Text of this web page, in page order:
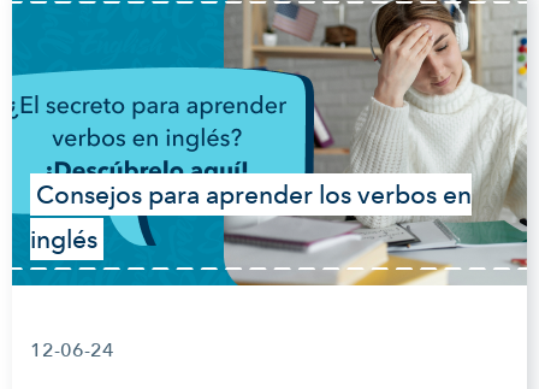
Consejos para aprender los verbos en
inglés
12-06-24